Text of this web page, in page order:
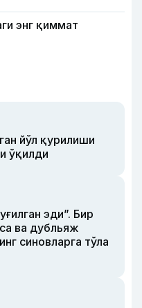
энг қиммат
йўл қурилиши
ўқилди
эди”. Бир
ва дубльяж
синовларга тўла